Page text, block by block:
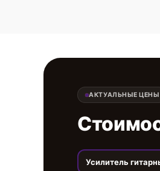
АКТУАЛЬНЫЕ ЦЕНЫ
Усилитель